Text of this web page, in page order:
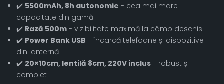
✔️ 5500mAh, 8h autonomie - cea mai mare
capacitate din gamă
✔️ Rază 500m - vizibilitate maximă la câmp deschis
✔️ Power Bank USB - încarcă telefoane și dispozitive
din lanternă
✔️ 20×10cm, lentilă 8cm, 220V inclus - robust și
complet